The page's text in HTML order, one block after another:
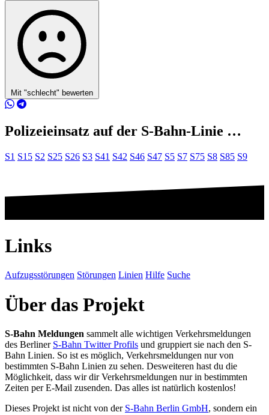
Mit "schlecht" bewerten
Polizeieinsatz auf der S-Bahn-Linie …
S1 S15 S2 S25 S26 S3 S41 S42 S46 S47 S5 S7 S75 S8 S85 S9
Links
Aufzugsstörungen Störungen Linien Hilfe Suche
Über das Projekt
S-Bahn Meldungen sammelt alle wichtigen Verkehrsmeldungen
des Berliner S-Bahn Twitter Profils und gruppiert sie nach den S-
Bahn Linien. So ist es möglich, Verkehrsmeldungen nur von
bestimmten S-Bahn Linien zu sehen. Desweiteren hast du die
Möglichkeit, dass wir dir Verkehrsmeldungen nur in bestimmten
Zeiten per E-Mail zusenden. Das alles ist natürlich kostenlos!
Dieses Projekt ist nicht von der S-Bahn Berlin GmbH, sondern ein